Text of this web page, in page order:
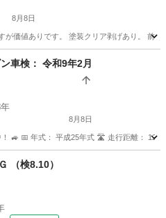
8月8日
が価値ありです。 塗装クリア剥げあり。 前
車検： 令和9年2月
8月8日
🚙 📅 年式： 平成25年式 🛣️ 走行距離：
ゴン 走行距離
（検8.10）